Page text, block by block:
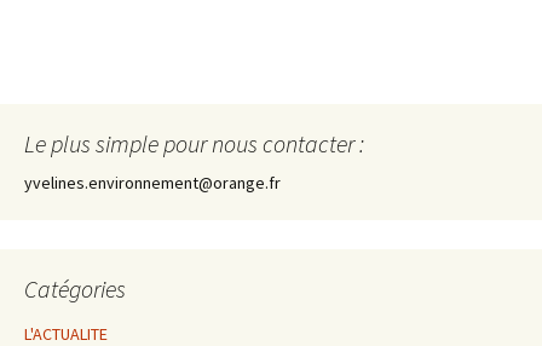
Le plus simple pour nous contacter :
yvelines.environnement@orange.fr
Catégories
L'ACTUALITE